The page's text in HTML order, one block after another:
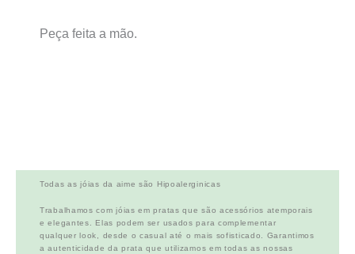
Peça feita a mão.
Todas as jóias da aime são Hipoalerginicas
Trabalhamos com jóias em pratas que são acessórios atemporais
e elegantes. Elas podem ser usados para complementar
qualquer look, desde o casual até o mais sofisticado. Garantimos
a autenticidade da prata que utilizamos em todas as nossas